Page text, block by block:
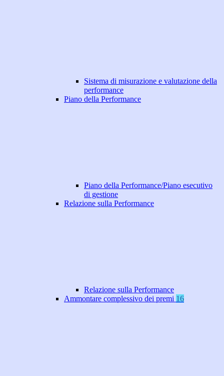
Sistema di misurazione e valutazione della
performance
Piano della Performance
Piano della Performance/Piano esecutivo
di gestione
Relazione sulla Performance
Relazione sulla Performance
Ammontare complessivo dei premi 16